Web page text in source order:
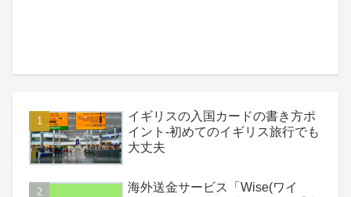
イギリスの入国カードの書き方ポ
イント-初めてのイギリス旅行でも
大丈夫
海外送金サービス「Wise(ワイ